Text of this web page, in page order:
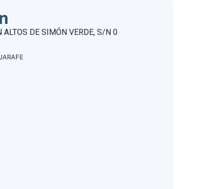
ALTOS DE SIMÓN VERDE, S/N 0